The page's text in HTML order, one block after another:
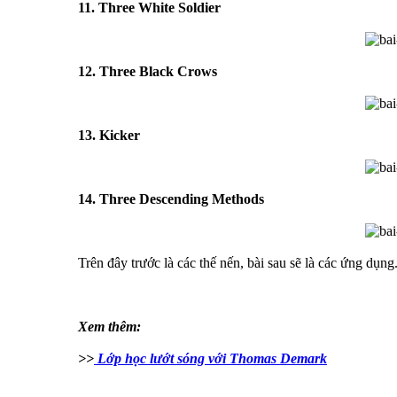
11. Three White Soldier
12. Three Black Crows
13. Kicker
14. Three Descending Methods
Trên đây trước là các thế nến, bài sau sẽ là các ứng dụng.
Xem thêm:
>> Lớp học lướt sóng với Thomas Demark